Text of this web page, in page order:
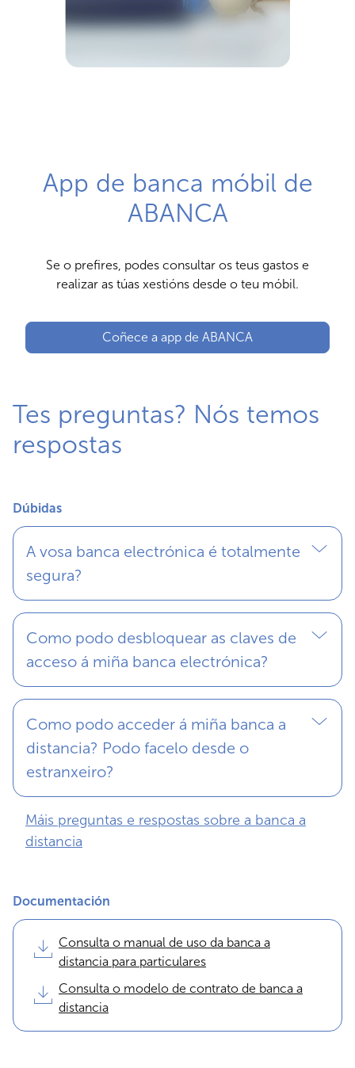
App de banca móbil de
ABANCA
Se o prefires, podes consultar os teus gastos e
realizar as túas xestións desde o teu móbil.
Coñece a app de ABANCA
Tes preguntas? Nós temos
respostas
Dúbidas
A vosa banca electrónica é totalmente
segura?
Como podo desbloquear as claves de
acceso á miña banca electrónica?
Como podo acceder á miña banca a
distancia? Podo facelo desde o
estranxeiro?
Máis preguntas e respostas sobre a banca a
distancia
Documentación
Consulta o manual de uso da banca a
distancia para particulares
Consulta o modelo de contrato de banca a
distancia